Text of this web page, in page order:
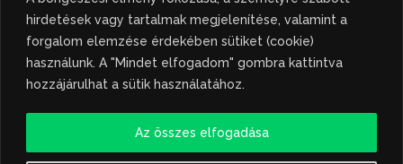
hirdetések vagy tartalmak megjelenítése, valamint a
forgalom elemzése érdekében sütiket (cookie)
használunk. A "Mindet elfogadom" gombra kattintva
hozzájárulhat a sütik használatához.
Az összes elfogadása
Központ szellemi tulajdonát képezik, amely szellemi
tulajdont a nemzetközi és szerbiai törvények védik. A
jogosulatlan felhasználás büntető- és polgári jogi
következményeket von maga után. A hírportálon
ismertetése, illetve közzétett fotók átvétele kizárólag
csak hivatkozással, illetve a forrás megjelölésével